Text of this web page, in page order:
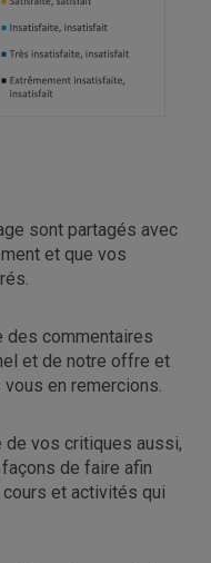
sont partagés avec
et que vos
des commentaires
et de notre offre et
en remercions.
de vos critiques aussi,
de faire afin
et activités qui